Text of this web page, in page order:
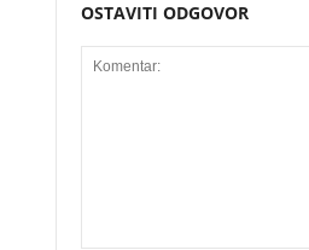
OSTAVITI ODGOVOR